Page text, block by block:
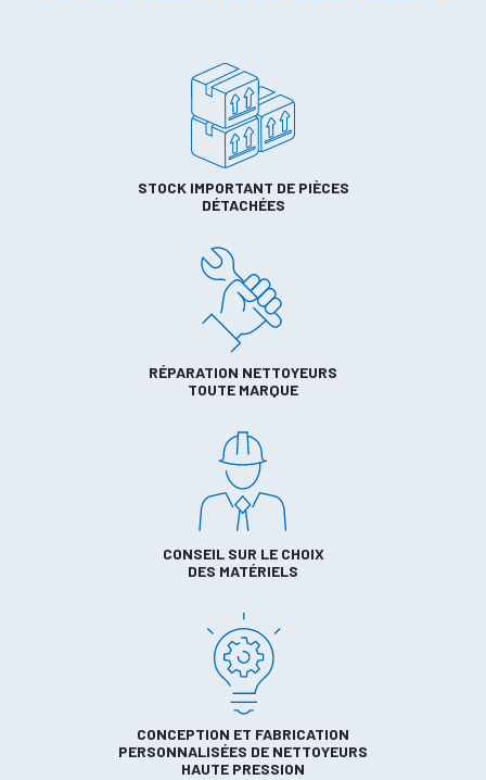
STOCK IMPORTANT DE PIÈCES
DÉTACHÉES
RÉPARATION NETTOYEURS
TOUTE MARQUE
CONSEIL SUR LE CHOIX
DES MATÉRIELS
CONCEPTION ET FABRICATION
PERSONNALISÉES DE NETTOYEURS
HAUTE PRESSION